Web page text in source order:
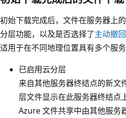
初始下载完成后，文件在服务器上
分层功能，以及是否选择了主动撤
适用于在不同地理位置具有多个服
已启用云分层
来自其他服务器终结点的新文
层文件显示在此服务器终结点
Azure 文件共享中由其他服务